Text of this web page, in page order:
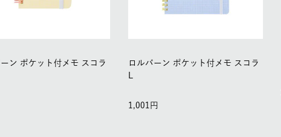
ン ポケット付メモ スコラ
ロルバーン ポケット付メモ スコラ
1,001